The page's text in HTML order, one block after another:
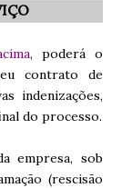
, poderá o
contrato de
indenizações,
do processo.
empresa, sob
(rescisão